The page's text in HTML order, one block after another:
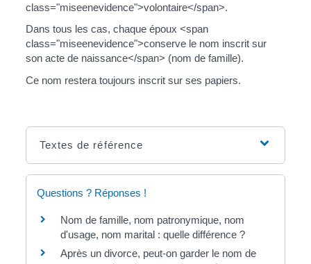
class="miseenevidence">volontaire</span>.
Dans tous les cas, chaque époux <span
class="miseenevidence">conserve le nom inscrit sur
son acte de naissance</span> (nom de famille).
Ce nom restera toujours inscrit sur ses papiers.
Textes de référence
Questions ? Réponses !
Nom de famille, nom patronymique, nom
d'usage, nom marital : quelle différence ?
Après un divorce, peut-on garder le nom de